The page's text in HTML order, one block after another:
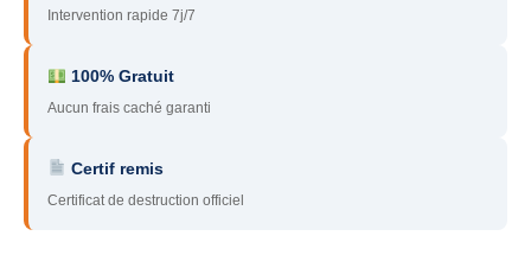
– Yonne
60 – Oise
45 – Loiret
Intervention rapide 7j/7
100% Gratuit
Aucun frais caché garanti
Certif remis
Certificat de destruction officiel